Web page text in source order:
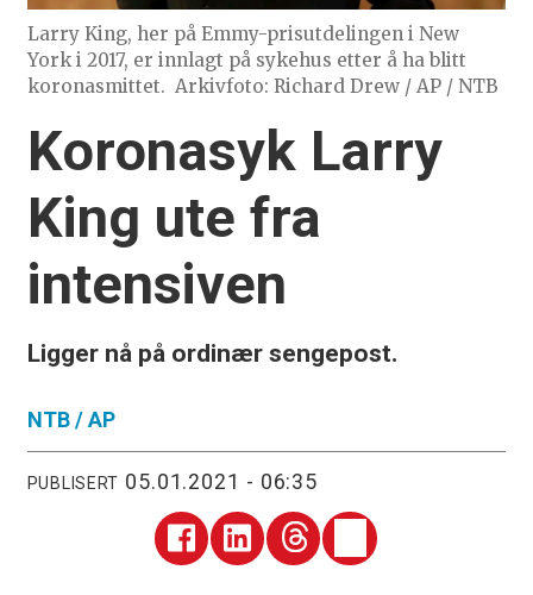
Larry King, her på Emmy-prisutdelingen i New
York i 2017, er innlagt på sykehus etter å ha blitt
koronasmittet. Arkivfoto: Richard Drew / AP / NTB
Koronasyk Larry
King ute fra
intensiven
Ligger nå på ordinær sengepost.
NTB / AP
PUBLISERT 05.01.2021 - 06:35